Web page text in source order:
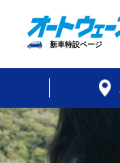
新車特設ページ